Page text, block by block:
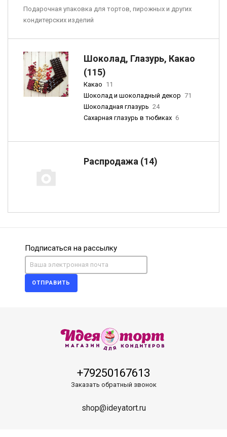
Подарочная упаковка для тортов, пирожных и других
кондитерских изделий
Шоколад, Глазурь, Какао
(115)
Какао 11
Шоколад и шоколадный декор 71
Шоколадная глазурь 24
Сахарная глазурь в тюбиках 6
Распродажа (14)
Подписаться на рассылку
ОТПРАВИТЬ
+79250167613
Заказать обратный звонок
shop@ideyatort.ru